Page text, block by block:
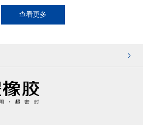
查看更多